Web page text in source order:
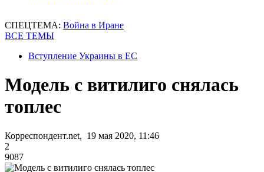
СПЕЦТЕМА: Война в Иране
ВСЕ ТЕМЫ
Вступление Украины в ЕС
Модель с витилиго снялась
топлес
Корреспондент.net, 19 мая 2020, 11:46
2
9087